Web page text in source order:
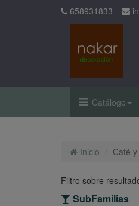
658931833
Catálogo
Inicio Café y
Filtro sobre
SubFamilias